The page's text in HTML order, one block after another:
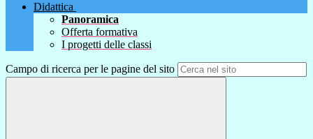
Didattica
Panoramica
Offerta formativa
I progetti delle classi
Campo di ricerca per le pagine del sito